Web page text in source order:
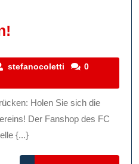
stefanocoletti stefanocoletti
0
Der Fanshop des FC
{...}